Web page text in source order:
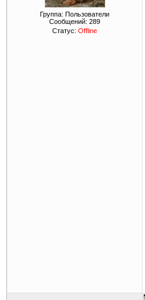
Группа: Пользователи
Сообщений: 289
Статус: Offline